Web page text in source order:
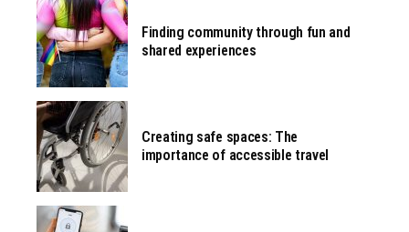
Finding community through fun and
shared experiences
Creating safe spaces: The
importance of accessible travel